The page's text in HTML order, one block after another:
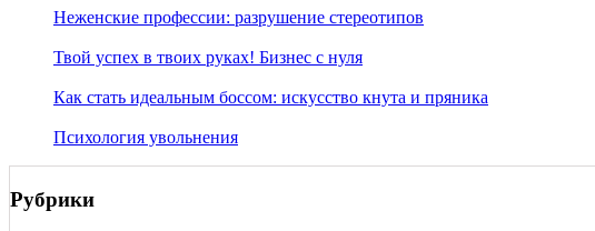
Неженские профессии: разрушение стереотипов
Твой успех в твоих руках! Бизнес с нуля
Как стать идеальным боссом: искусство кнута и пряника
Психология увольнения
Рубрики